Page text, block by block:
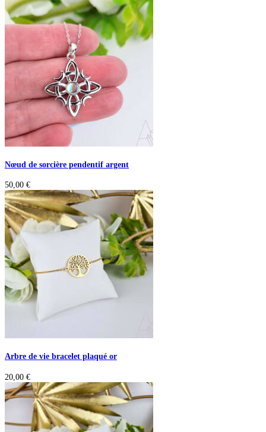
Nœud de sorcière pendentif argent
50,00 €
Arbre de vie bracelet plaqué or
20,00 €